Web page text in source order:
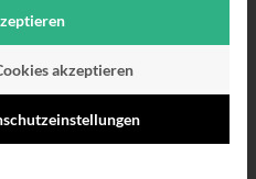
akzeptieren